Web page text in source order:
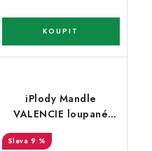
iPlody Mandle
VALENCIE loupané
pražené solené s chilli
150 g
9 %